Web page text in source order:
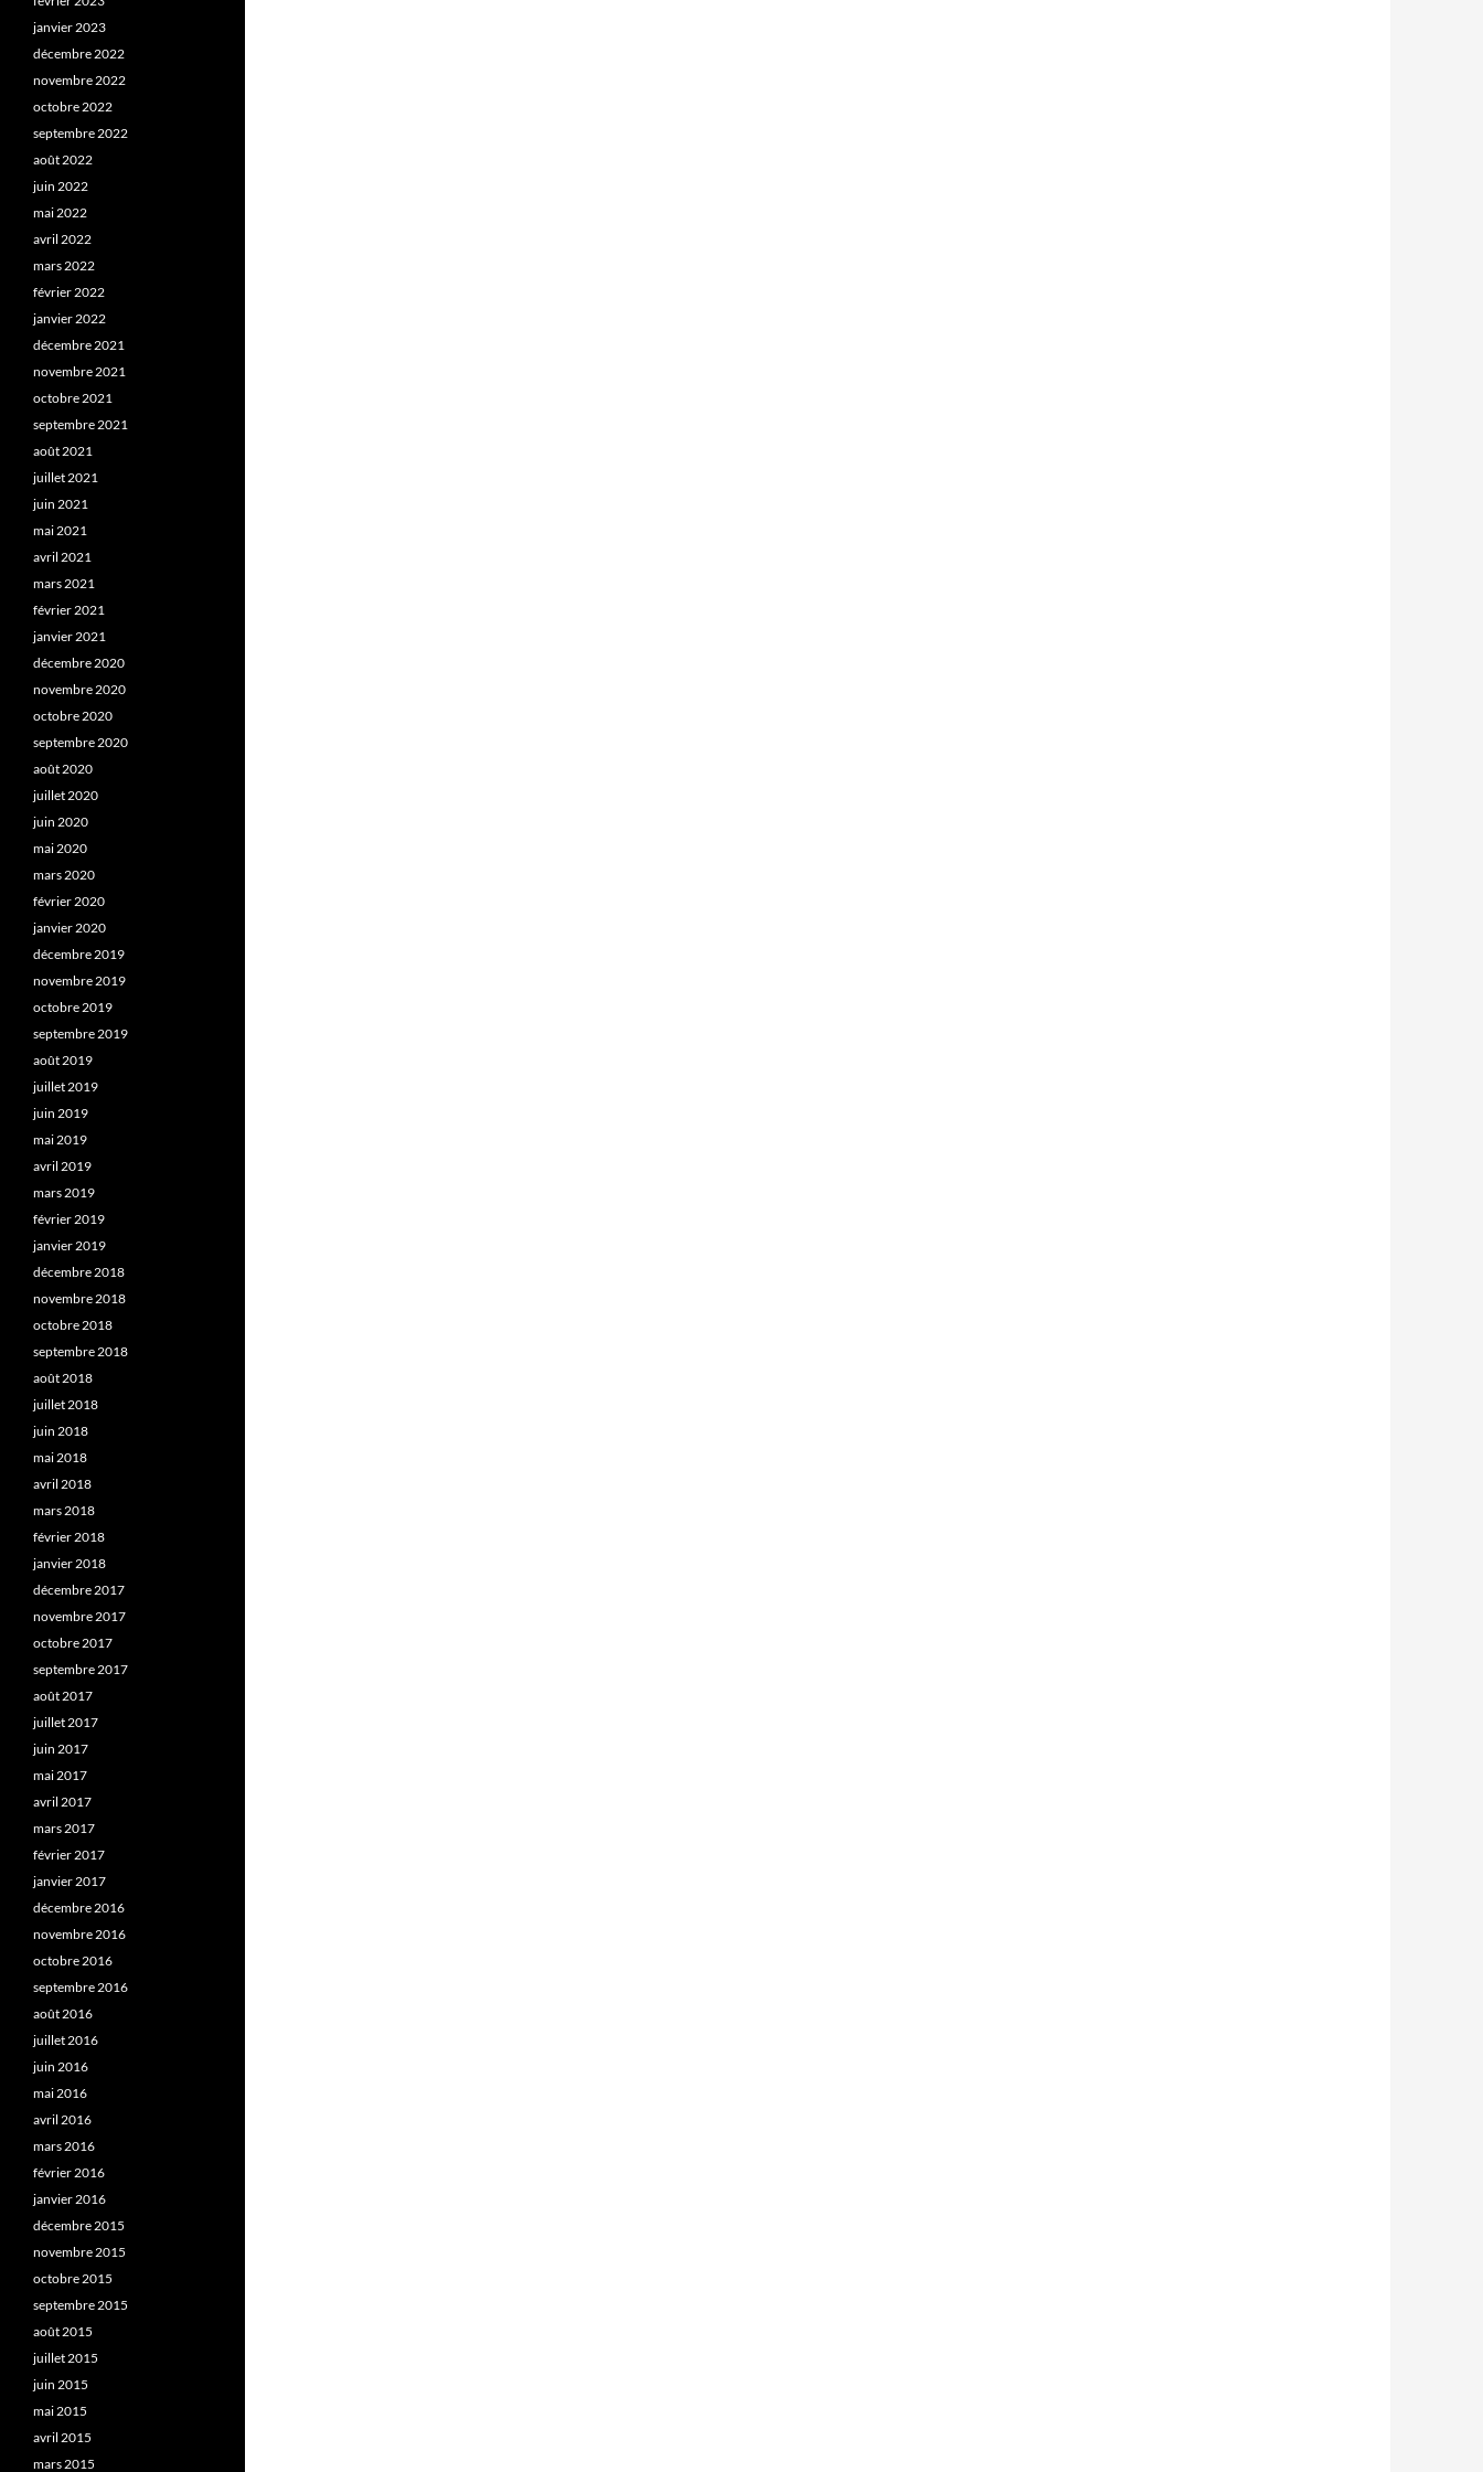
janvier 2023
décembre 2022
novembre 2022
octobre 2022
septembre 2022
août 2022
juin 2022
mai 2022
avril 2022
mars 2022
février 2022
janvier 2022
décembre 2021
novembre 2021
octobre 2021
septembre 2021
août 2021
juillet 2021
juin 2021
mai 2021
avril 2021
mars 2021
février 2021
janvier 2021
décembre 2020
novembre 2020
octobre 2020
septembre 2020
août 2020
juillet 2020
juin 2020
mai 2020
mars 2020
février 2020
janvier 2020
décembre 2019
novembre 2019
octobre 2019
septembre 2019
août 2019
juillet 2019
juin 2019
mai 2019
avril 2019
mars 2019
février 2019
janvier 2019
décembre 2018
novembre 2018
octobre 2018
septembre 2018
août 2018
juillet 2018
juin 2018
mai 2018
avril 2018
mars 2018
février 2018
janvier 2018
décembre 2017
novembre 2017
octobre 2017
septembre 2017
août 2017
juillet 2017
juin 2017
mai 2017
avril 2017
mars 2017
février 2017
janvier 2017
décembre 2016
novembre 2016
octobre 2016
septembre 2016
août 2016
juillet 2016
juin 2016
mai 2016
avril 2016
mars 2016
février 2016
janvier 2016
décembre 2015
novembre 2015
octobre 2015
septembre 2015
août 2015
juillet 2015
juin 2015
mai 2015
avril 2015
mars 2015